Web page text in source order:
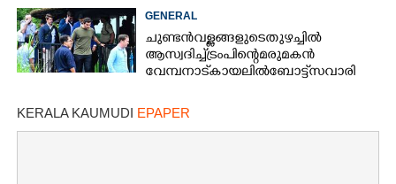
GENERAL
ചുണ്ടൻ വള്ളങ്ങളുടെ തുഴച്ചിൽ
ആസ്വദിച്ച് ട്രംപിന്റെ മരുമകൻ
വേമ്പനാട് കായലിൽ ബോട്ട് സവാരി
KERALA KAUMUDI EPAPER